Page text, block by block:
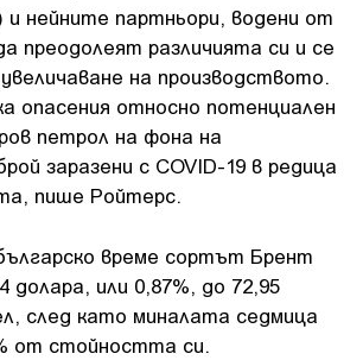
нейните партньори, водени от
преодолеят различията си и се
на производството.
опасения относно потенциален
петрол на фона на
заразени с COVID-19 в редица
пише Ройтерс.
време сортът Брент
долара, или 0,87%, до 72,95
след като миналата седмица
от стойността си.